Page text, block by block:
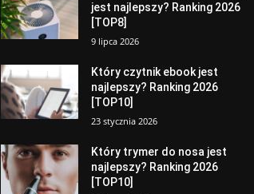
jest najlepszy? Ranking 2026
[TOP8]
9 lipca 2026
Który czytnik ebook jest
najlepszy? Ranking 2026
[TOP10]
23 stycznia 2026
Który trymer do nosa jest
najlepszy? Ranking 2026
[TOP10]